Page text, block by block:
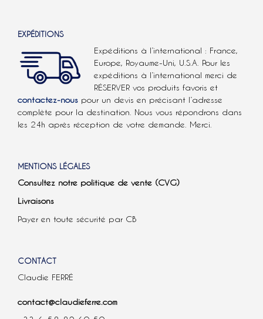
EXPÉDITIONS
Expéditions à l’international : France,
Europe, Royaume-Uni, U.S.A. Pour les
expéditions à l’international merci de
RÉSERVER vos produits favoris et
contactez-nous pour un devis en précisant l’adresse
complète pour la destination. Nous vous répondrons dans
les 24h après réception de votre demande. Merci.
MENTIONS LÉGALES
Consultez notre politique de vente (CVG)
Livraisons
Payer en toute sécurité par CB
CONTACT
Claudie FERRÉ
contact@claudieferre.com